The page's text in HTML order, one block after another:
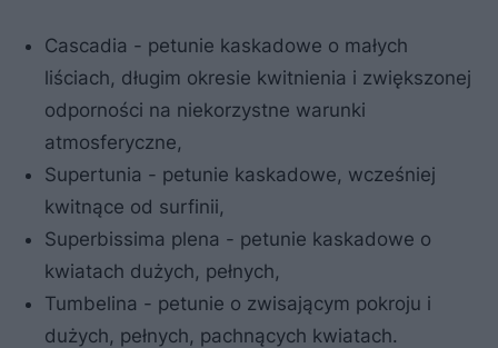
Cascadia - petunie kaskadowe o małych
liściach, długim okresie kwitnienia i zwiększonej
odporności na niekorzystne warunki
atmosferyczne,
Supertunia - petunie kaskadowe, wcześniej
kwitnące od surfinii,
Superbissima plena - petunie kaskadowe o
kwiatach dużych, pełnych,
Tumbelina - petunie o zwisającym pokroju i
dużych, pełnych, pachnących kwiatach.